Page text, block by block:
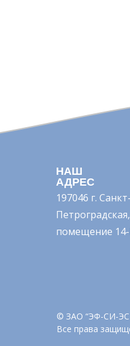
НАШ
АДРЕС
197046 г.
помещение
© ЗАО “ЭФ-СИ-
Все права